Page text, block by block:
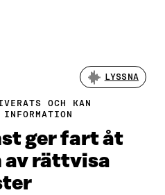
LYSSNA
OCH KAN
ger fart åt
rättvisa